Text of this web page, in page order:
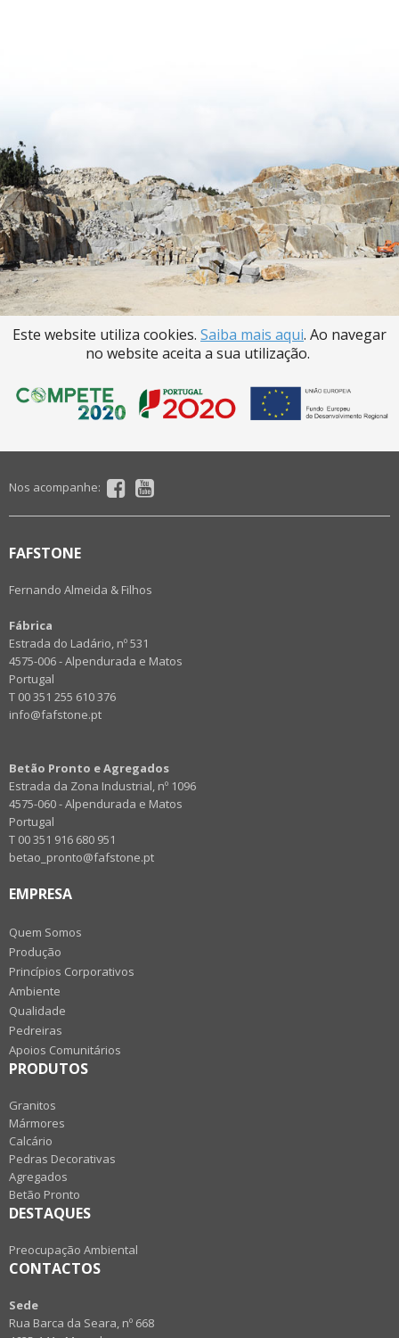
Este website utiliza cookies. Saiba mais aqui. Ao navegar
no website aceita a sua utilização.
Nos acompanhe:
FAFSTONE
Fernando Almeida & Filhos
Fábrica
Estrada do Ladário, nº 531
4575-006 - Alpendurada e Matos
Portugal
T 00 351 255 610 376
info@fafstone.pt
Betão Pronto e Agregados
Estrada da Zona Industrial, nº 1096
4575-060 - Alpendurada e Matos
Portugal
T 00 351 916 680 951
betao_pronto@fafstone.pt
EMPRESA
Quem Somos
Produção
Princípios Corporativos
Ambiente
Qualidade
Pedreiras
Apoios Comunitários
PRODUTOS
Granitos
Mármores
Calcário
Pedras Decorativas
Agregados
Betão Pronto
DESTAQUES
Preocupação Ambiental
CONTACTOS
Sede
Rua Barca da Seara, nº 668